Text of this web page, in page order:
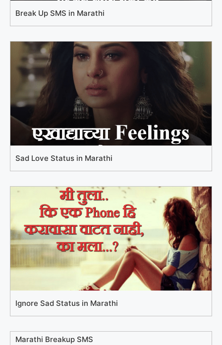
Break Up SMS in Marathi
Sad Love Status in Marathi
Ignore Sad Status in Marathi
Marathi Breakup SMS